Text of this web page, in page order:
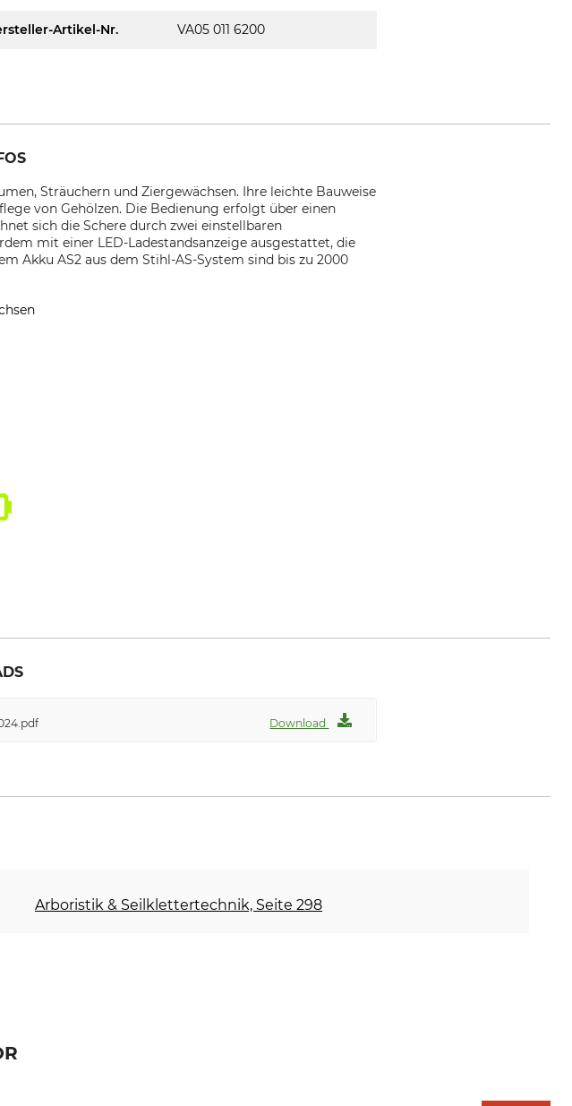
Artikel-Nr. VA05 011 6200
Sträuchern und Ziergewächsen. Ihre leichte Bauweise
von Gehölzen. Die Bedienung erfolgt über einen
sich die Schere durch zwei einstellbaren
mit einer LED-Ladestandsanzeige ausgestattet, die
Akku AS2 aus dem Stihl-AS-System sind bis zu 2000
Download
Arboristik & Seilklettertechnik, Seite 298